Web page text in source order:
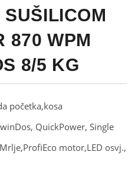
870 WPM
8/5 KG
početka,kosa
QuickPower, Single
motor,LED osvj.,